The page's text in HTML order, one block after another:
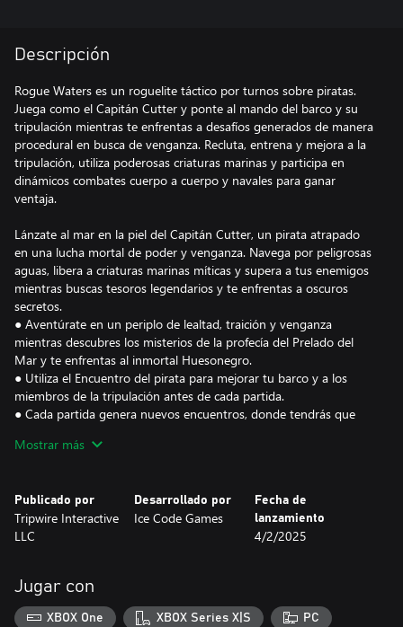
Descripción
Rogue Waters es un roguelite táctico por turnos sobre piratas.
Juega como el Capitán Cutter y ponte al mando del barco y su
tripulación mientras te enfrentas a desafíos generados de manera
procedural en busca de venganza. Recluta, entrena y mejora a la
tripulación, utiliza poderosas criaturas marinas y participa en
dinámicos combates cuerpo a cuerpo y navales para ganar
ventaja.
Lánzate al mar en la piel del Capitán Cutter, un pirata atrapado
en una lucha mortal de poder y venganza. Navega por peligrosas
aguas, libera a criaturas marinas míticas y supera a tus enemigos
mientras buscas tesoros legendarios y te enfrentas a oscuros
secretos.
● Aventúrate en un periplo de lealtad, traición y venganza
mientras descubres los misterios de la profecía del Prelado del
Mar y te enfrentas al inmortal Huesonegro.
● Utiliza el Encuentro del pirata para mejorar tu barco y a los
miembros de la tripulación antes de cada partida.
● Cada partida genera nuevos encuentros, donde tendrás que
● Disfruta de una apasionante aventura, centrada en una historia
Recluta y amplía tu tripulación pirata y descubre su potencial
oculto mientras la guías en batalla. Debes ayudarlos a convertirse
en los piratas legendarios que están destinados a ser.
habilidades distintas, para la tripulación de tu barco.
● Al acabar cada partida, mejora las habilidades de tu tripulación
para aumentar su efectividad.
Mostrar más
Publicado por
Tripwire Interactive
LLC
Desarrollado por
Ice Code Games
Fecha de
lanzamiento
4/2/2025
Jugar con
XBOX One XBOX Series X|S PC